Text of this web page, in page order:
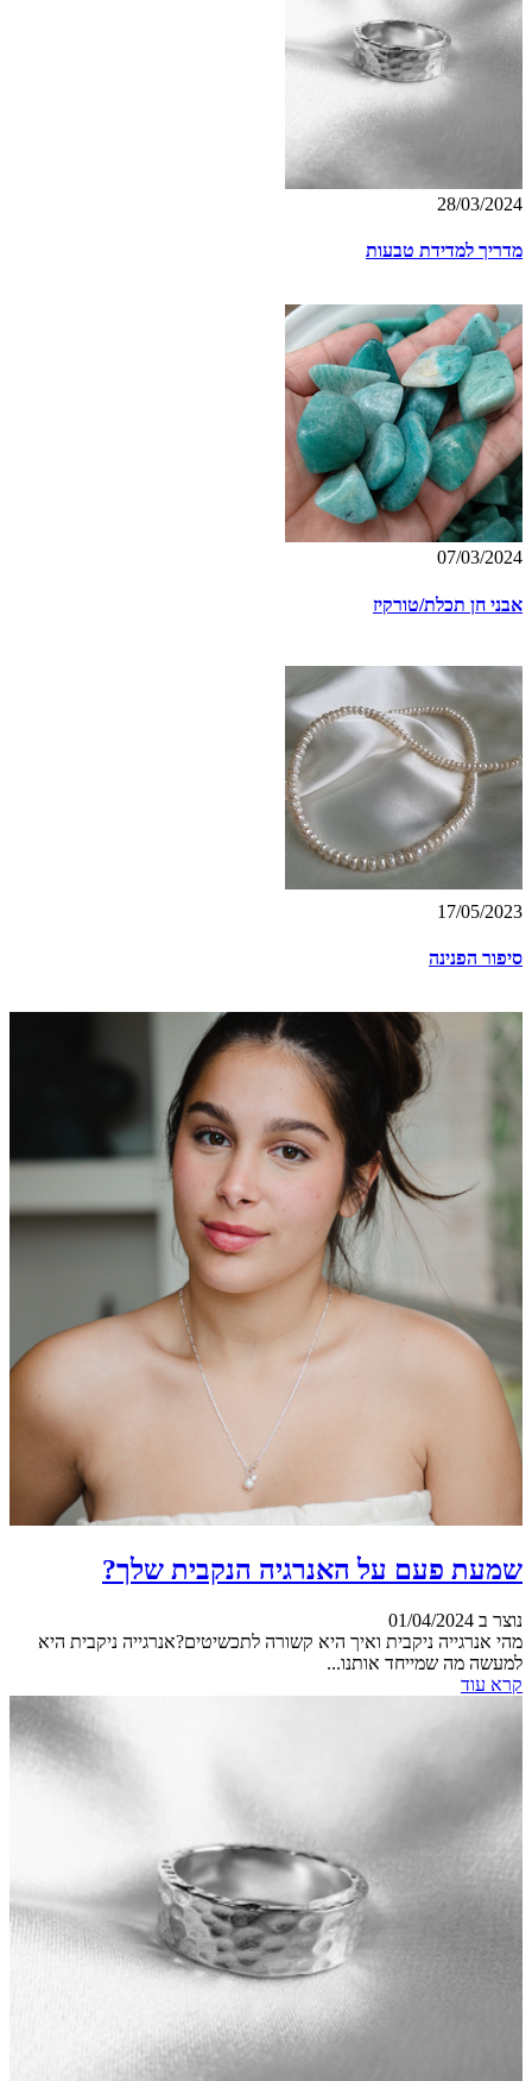
28/03/2024
מדריך למדידת טבעות
07/03/2024
אבני חן תכלת/טורקיז
17/05/2023
סיפור הפנינה
שמעת פעם על האנרגיה הנקבית שלך?
נוצר ב 01/04/2024
מהי אנרגייה ניקבית ואיך היא קשורה לתכשיטים?אנרגייה ניקבית היא
למעשה מה שמייחד אותנו...
קרא עוד